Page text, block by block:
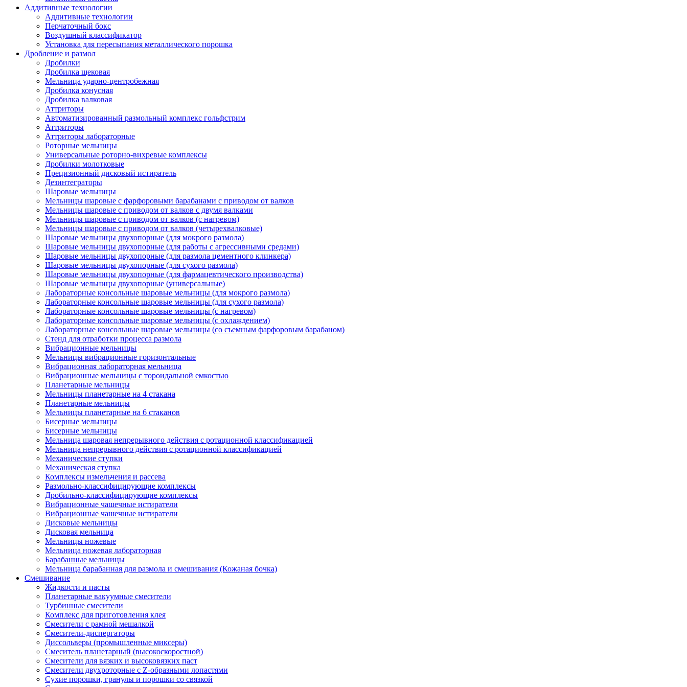
Аддитивные технологии
Аддитивные технологии
Перчаточный бокс
Воздушный классификатор
Установка для пересыпания металлического порошка
Дробление и размол
Дробилки
Дробилка щековая
Мельница ударно-центробежная
Дробилка конусная
Дробилка валковая
Аттриторы
Автоматизированный размольный комплекс гольфстрим
Аттриторы
Аттриторы лабораторные
Роторные мельницы
Универсальные роторно-вихревые комплексы
Дробилки молотковые
Прецизионный дисковый истиратель
Дезинтеграторы
Шаровые мельницы
Мельницы шаровые с фарфоровыми барабанами с приводом от валков
Мельницы шаровые с приводом от валков с двумя валками
Мельницы шаровые с приводом от валков (с нагревом)
Мельницы шаровые с приводом от валков (четырехвалковые)
Шаровые мельницы двухопорные (для мокрого размола)
Шаровые мельницы двухопорные (для работы с агрессивными средами)
Шаровые мельницы двухопорные (для размола цементного клинкера)
Шаровые мельницы двухопорные (для сухого размола)
Шаровые мельницы двухопорные (для фармацевтического производства)
Шаровые мельницы двухопорные (универсальные)
Лабораторные консольные шаровые мельницы (для мокрого размола)
Лабораторные консольные шаровые мельницы (для сухого размола)
Лабораторные консольные шаровые мельницы (с нагревом)
Лабораторные консольные шаровые мельницы (с охлаждением)
Лабораторные консольные шаровые мельницы (со съемным фарфоровым барабаном)
Стенд для отработки процесса размола
Вибрационные мельницы
Мельницы вибрационные горизонтальные
Вибрационная лабораторная мельница
Вибрационные мельницы с тороидальной емкостью
Планетарные мельницы
Мельницы планетарные на 4 стакана
Планетарные мельницы
Мельницы планетарные на 6 стаканов
Бисерные мельницы
Бисерные мельницы
Мельница шаровая непрерывного действия с ротационной классификацией
Мельница непрерывного действия с ротационной классификацией
Механические ступки
Механическая ступка
Комплексы измельчения и рассева
Размольно-классифицирующие комплексы
Дробильно-классифицирующие комплексы
Вибрационные чашечные истиратели
Вибрационные чашечные истиратели
Дисковые мельницы
Дисковая мельница
Мельницы ножевые
Мельница ножевая лабораторная
Барабанные мельницы
Мельница барабанная для размола и смешивания (Кожаная бочка)
Смешивание
Жидкости и пасты
Планетарные вакуумные смесители
Турбинные смесители
Комплекс для приготовления клея
Смесители с рамной мешалкой
Смесители-диспергаторы
Диссольверы (промышленные миксеры)
Смеситель планетарный (высокоскоростной)
Смесители для вязких и высоковязких паст
Смесители двухроторные с Z-образными лопастями
Сухие порошки, гранулы и порошки со связкой